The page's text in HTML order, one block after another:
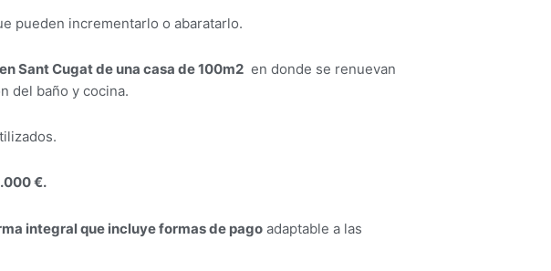
pueden incrementarlo o abaratarlo.
Sant Cugat de una casa de 100m2en donde se renuevan
del baño y cocina.
€.
integral que incluye formas de pagoadaptable a las